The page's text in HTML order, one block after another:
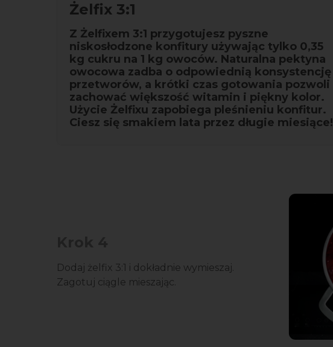
Żelfix 3:1
Z Żelfixem 3:1 przygotujesz pyszne
niskosłodzone konfitury używając tylko 0,35
kg cukru na 1 kg owoców. Naturalna pektyna
owocowa zadba o odpowiednią konsystencję
przetworów, a krótki czas gotowania pozwoli
zachować większość witamin i piękny kolor.
Użycie Żelfixu zapobiega pleśnieniu konfitur.
Ciesz się smakiem lata przez długie miesiące!
Dodaj żelfix 3:1 i dokładnie wymieszaj.
Zagotuj ciągle mieszając.